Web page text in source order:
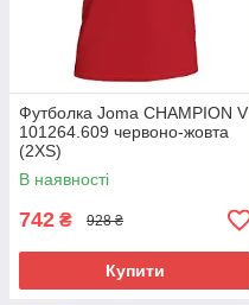
Футболка Joma CHAMPION V
101264.609 червоно-жовта
(2XS)
В наявності
742 ₴ 928 ₴
Купити